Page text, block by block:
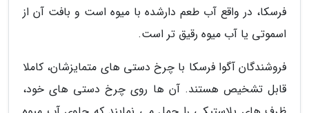
فرسکا، در واقع آب طعم دارشده با میوه است و بافت آن از
اسموتی یا آب میوه رقیق تر است.
فروشندگان آگوا فرسکا با چرخ دستی های متمایزشان، کاملا
قابل تشخیص هستند. آن ها روی چرخ دستی های خود،